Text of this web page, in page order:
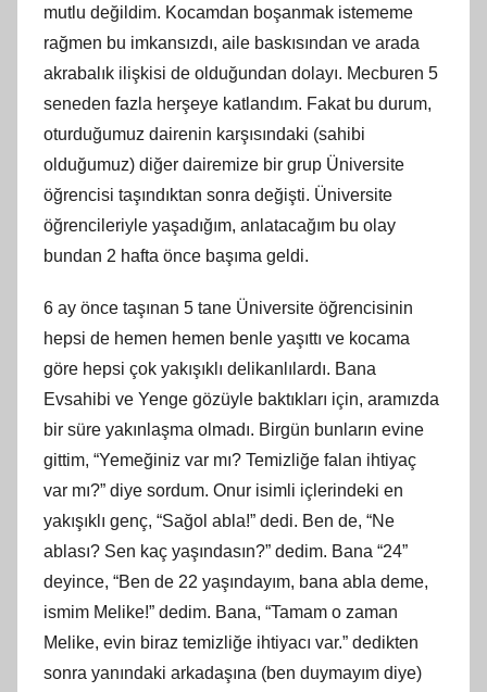
mutlu değildim. Kocamdan boşanmak istememe
rağmen bu imkansızdı, aile baskısından ve arada
akrabalık ilişkisi de olduğundan dolayı. Mecburen 5
seneden fazla herşeye katlandım. Fakat bu durum,
oturduğumuz dairenin karşısındaki (sahibi
olduğumuz) diğer dairemize bir grup Üniversite
öğrencisi taşındıktan sonra değişti. Üniversite
öğrencileriyle yaşadığım, anlatacağım bu olay
bundan 2 hafta önce başıma geldi.
6 ay önce taşınan 5 tane Üniversite öğrencisinin
hepsi de hemen hemen benle yaşıttı ve kocama
göre hepsi çok yakışıklı delikanlılardı. Bana
Evsahibi ve Yenge gözüyle baktıkları için, aramızda
bir süre yakınlaşma olmadı. Birgün bunların evine
gittim, “Yemeğiniz var mı? Temizliğe falan ihtiyaç
var mı?” diye sordum. Onur isimli içlerindeki en
yakışıklı genç, “Sağol abla!” dedi. Ben de, “Ne
ablası? Sen kaç yaşındasın?” dedim. Bana “24”
deyince, “Ben de 22 yaşındayım, bana abla deme,
ismim Melike!” dedim. Bana, “Tamam o zaman
Melike, evin biraz temizliğe ihtiyacı var.” dedikten
sonra yanındaki arkadaşına (ben duymayım diye)